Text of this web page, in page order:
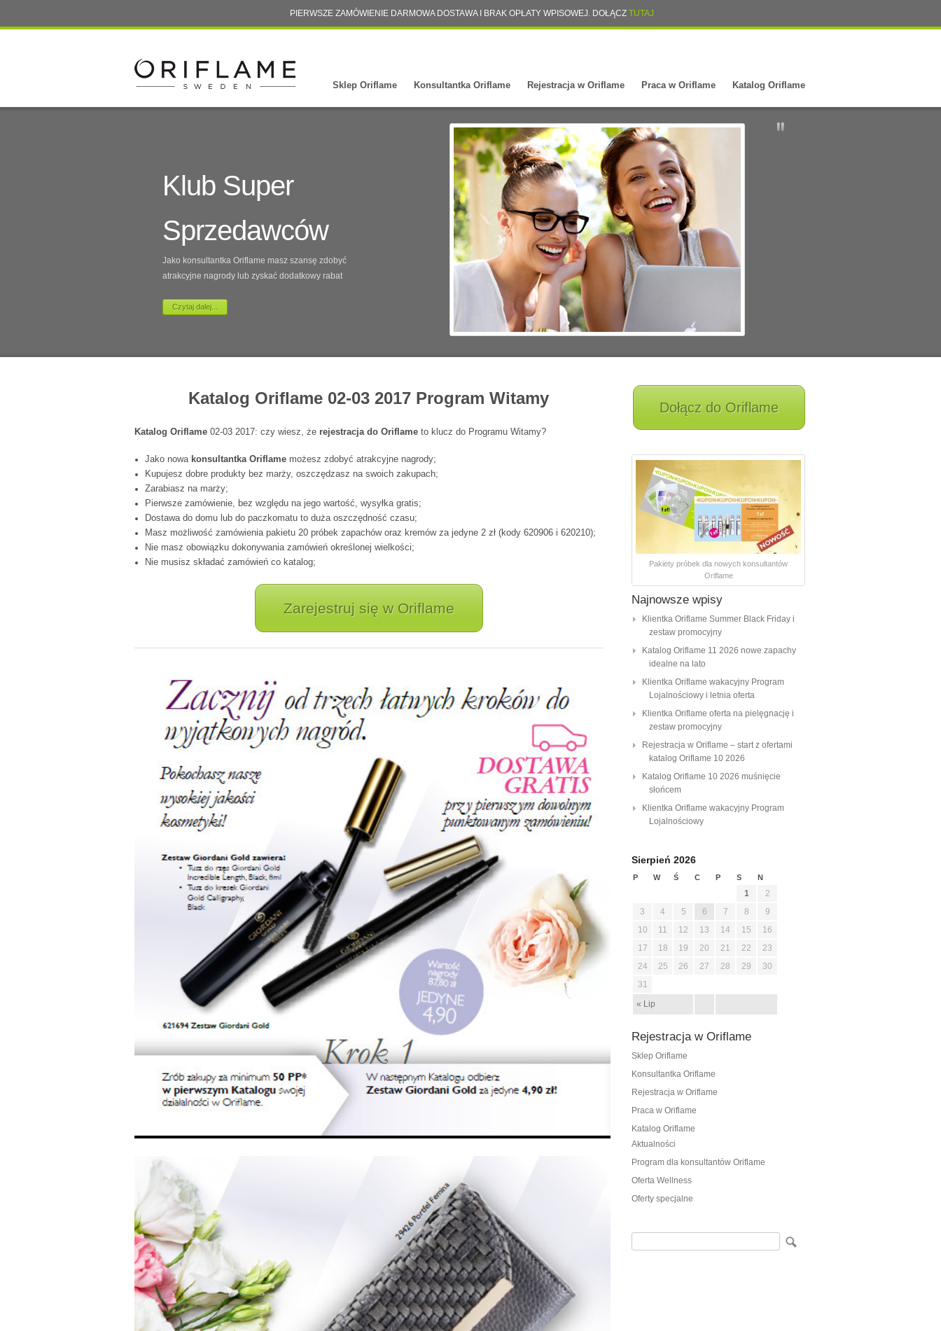
PIERWSZE ZAMÓWIENIE DARMOWA DOSTAWA I BRAK OPŁATY WPISOWEJ. DOŁĄCZ TUTAJ
Sklep Oriflame Konsultantka Oriflame Rejestracja w Oriflame Praca w Oriflame Katalog Oriflame
Klub Super
Sprzedawców
Jako konsultantka Oriflame masz szansę zdobyć
atrakcyjne nagrody lub zyskać dodatkowy rabat
Czytaj dalej...
Katalog Oriflame 02-03 2017 Program Witamy
Katalog Oriflame 02-03 2017: czy wiesz, że rejestracja do Oriflame to klucz do Programu Witamy?
Jako nowa konsultantka Oriflame możesz zdobyć atrakcyjne nagrody;
Kupujesz dobre produkty bez marży, oszczędzasz na swoich zakupach;
Zarabiasz na marży;
Pierwsze zamówienie, bez względu na jego wartość, wysyłka gratis;
Dostawa do domu lub do paczkomatu to duża oszczędność czasu;
Masz możliwość zamówienia pakietu 20 próbek zapachów oraz kremów za jedyne 2 zł (kody 620906 i 620210);
Nie masz obowiązku dokonywania zamówień określonej wielkości;
Nie musisz składać zamówień co katalog;
Zarejestruj się w Oriflame
Dołącz do Oriflame
Pakiety próbek dla nowych konsultantów
Oriflame
Najnowsze wpisy
Klientka Oriflame Summer Black Friday i
zestaw promocyjny
Katalog Oriflame 11 2026 nowe zapachy
idealne na lato
Klientka Oriflame wakacyjny Program
Lojalnościowy i letnia oferta
Klientka Oriflame oferta na pielęgnację i
zestaw promocyjny
Rejestracja w Oriflame – start z ofertami
katalog Oriflame 10 2026
Katalog Oriflame 10 2026 muśnięcie
słońcem
Klientka Oriflame wakacyjny Program
Lojalnościowy
Sierpień 2026
P W Ś C P S N
« Lip
1
2
3
4 5 6 7 8
9
10
11 12 13 14 15
16
17
18 19 20 21 22
23
24
25 26 27 28 29
30
31
Rejestracja w Oriflame
Sklep Oriflame
Konsultantka Oriflame
Rejestracja w Oriflame
Praca w Oriflame
Katalog Oriflame
Aktualności
Program dla konsultantów Oriflame
Oferta Wellness
Oferty specjalne